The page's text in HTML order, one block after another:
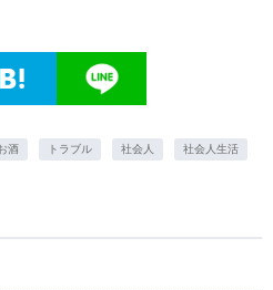
酒 トラブル 社会人 社会人生活